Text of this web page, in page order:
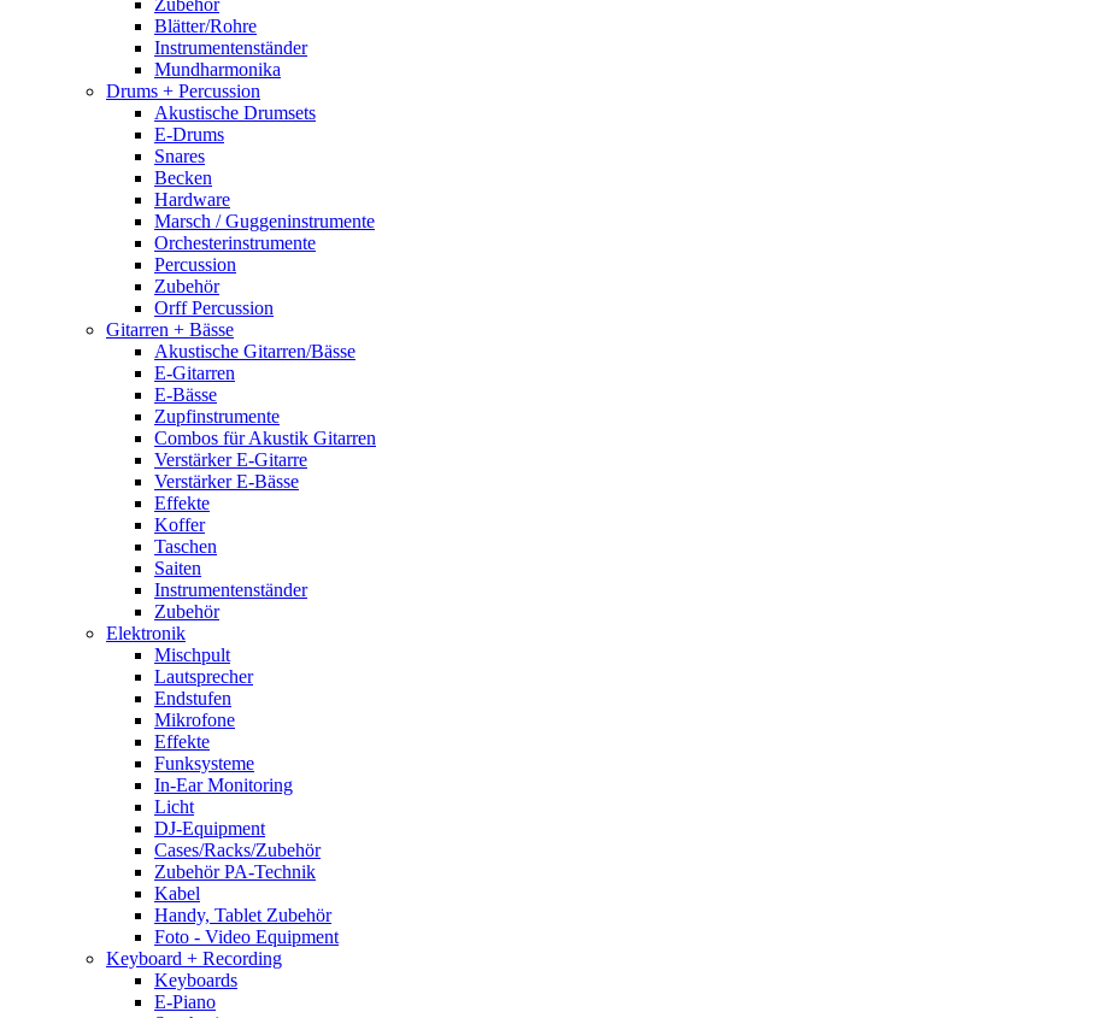
Zubehör
Blätter/Rohre
Instrumentenständer
Mundharmonika
Drums + Percussion
Akustische Drumsets
E-Drums
Snares
Becken
Hardware
Marsch / Guggeninstrumente
Orchesterinstrumente
Percussion
Zubehör
Orff Percussion
Gitarren + Bässe
Akustische Gitarren/Bässe
E-Gitarren
E-Bässe
Zupfinstrumente
Combos für Akustik Gitarren
Verstärker E-Gitarre
Verstärker E-Bässe
Effekte
Koffer
Taschen
Saiten
Instrumentenständer
Zubehör
Elektronik
Mischpult
Lautsprecher
Endstufen
Mikrofone
Effekte
Funksysteme
In-Ear Monitoring
Licht
DJ-Equipment
Cases/Racks/Zubehör
Zubehör PA-Technik
Kabel
Handy, Tablet Zubehör
Foto - Video Equipment
Keyboard + Recording
Keyboards
E-Piano